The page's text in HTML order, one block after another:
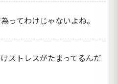
ってわけじゃないよね。
ストレスがたまってるんだ